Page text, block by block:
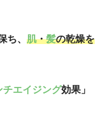
ち、 肌・髪の乾燥を
チエイジング効果」